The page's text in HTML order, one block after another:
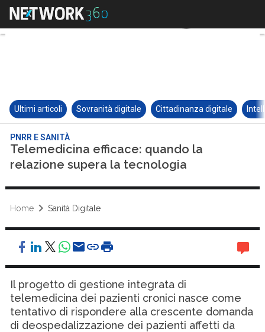
Ultimi articoli Sovranità digitale Cittadinanza digitale
PNRR E SANITÀ
Telemedicina efficace: quando la
relazione supera la tecnologia
Home Sanità Digitale
Il progetto di gestione integrata di
telemedicina dei pazienti cronici nasce come
tentativo di rispondere alla crescente domanda
di deospedalizzazione dei pazienti affetti da